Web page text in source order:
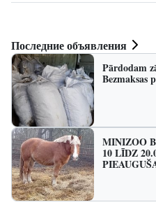
Последние объявления
Pārdodam
Bezmaksas
MINIZOO
10 LĪDZ